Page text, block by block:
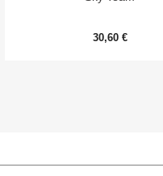
30,60 €